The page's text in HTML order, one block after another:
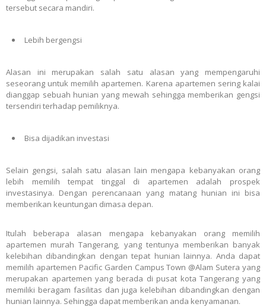
tersebut secara mandiri.
Lebih bergengsi
Alasan ini merupakan salah satu alasan yang mempengaruhi
seseorang untuk memilih apartemen. Karena apartemen sering kalai
dianggap sebuah hunian yang mewah sehingga memberikan gengsi
tersendiri terhadap pemiliknya.
Bisa dijadikan investasi
Selain gengsi, salah satu alasan lain mengapa kebanyakan orang
lebih memilih tempat tinggal di apartemen adalah prospek
investasinya. Dengan perencanaan yang matang hunian ini bisa
memberikan keuntungan dimasa depan.
Itulah beberapa alasan mengapa kebanyakan orang memilih
apartemen murah Tangerang, yang tentunya memberikan banyak
kelebihan dibandingkan dengan tepat hunian lainnya. Anda dapat
memilih apartemen Pacific Garden Campus Town @Alam Sutera yang
merupakan apartemen yang berada di pusat kota Tangerang yang
memiliki beragam fasilitas dan juga kelebihan dibandingkan dengan
hunian lainnya. Sehingga dapat memberikan anda kenyamanan.